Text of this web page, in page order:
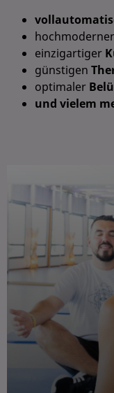
einzigartiger
günstigen
optimaler
und vielem